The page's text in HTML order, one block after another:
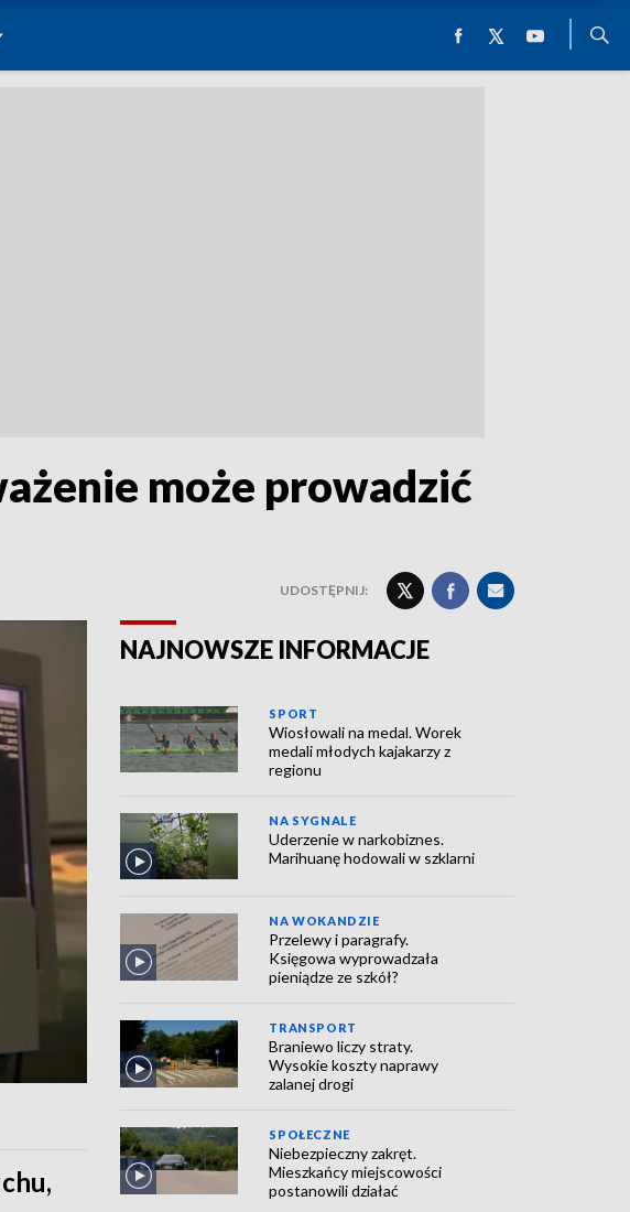
może prowadzić
UDOSTĘPNIJ:
NAJNOWSZE INFORMACJE
SPORT
Wiosłowali na medal. Worek
medali młodych kajakarzy z
regionu
NA SYGNALE
Uderzenie w narkobiznes.
Marihuanę hodowali w szklarni
NA WOKANDZIE
Przelewy i paragrafy.
Księgowa wyprowadzała
pieniądze ze szkół?
TRANSPORT
Braniewo liczy straty.
Wysokie koszty naprawy
zalanej drogi
SPOŁECZNE
Niebezpieczny zakręt.
Mieszkańcy miejscowości
postanowili działać